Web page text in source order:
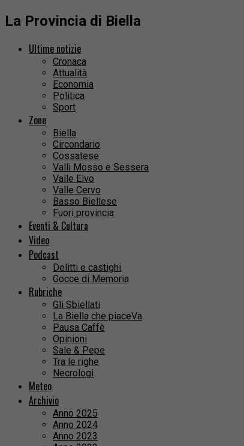
La Provincia di Biella
Ultime notizie
Cronaca
Attualità
Economia
Politica
Sport
Zone
Biella
Circondario
Cossatese
Valli Mosso e Sessera
Valle Elvo
Valle Cervo
Basso Biellese
Fuori provincia
Eventi & Cultura
Video
Podcast
Delitti e castighi
Gocce di Memoria
Rubriche
Gli Sbiellati
La Biella che piaceVa
Pausa Caffè
Opinioni
Sale & Pepe
Tra le righe
Necrologi
Meteo
Archivio
Anno 2025
Anno 2024
Anno 2023